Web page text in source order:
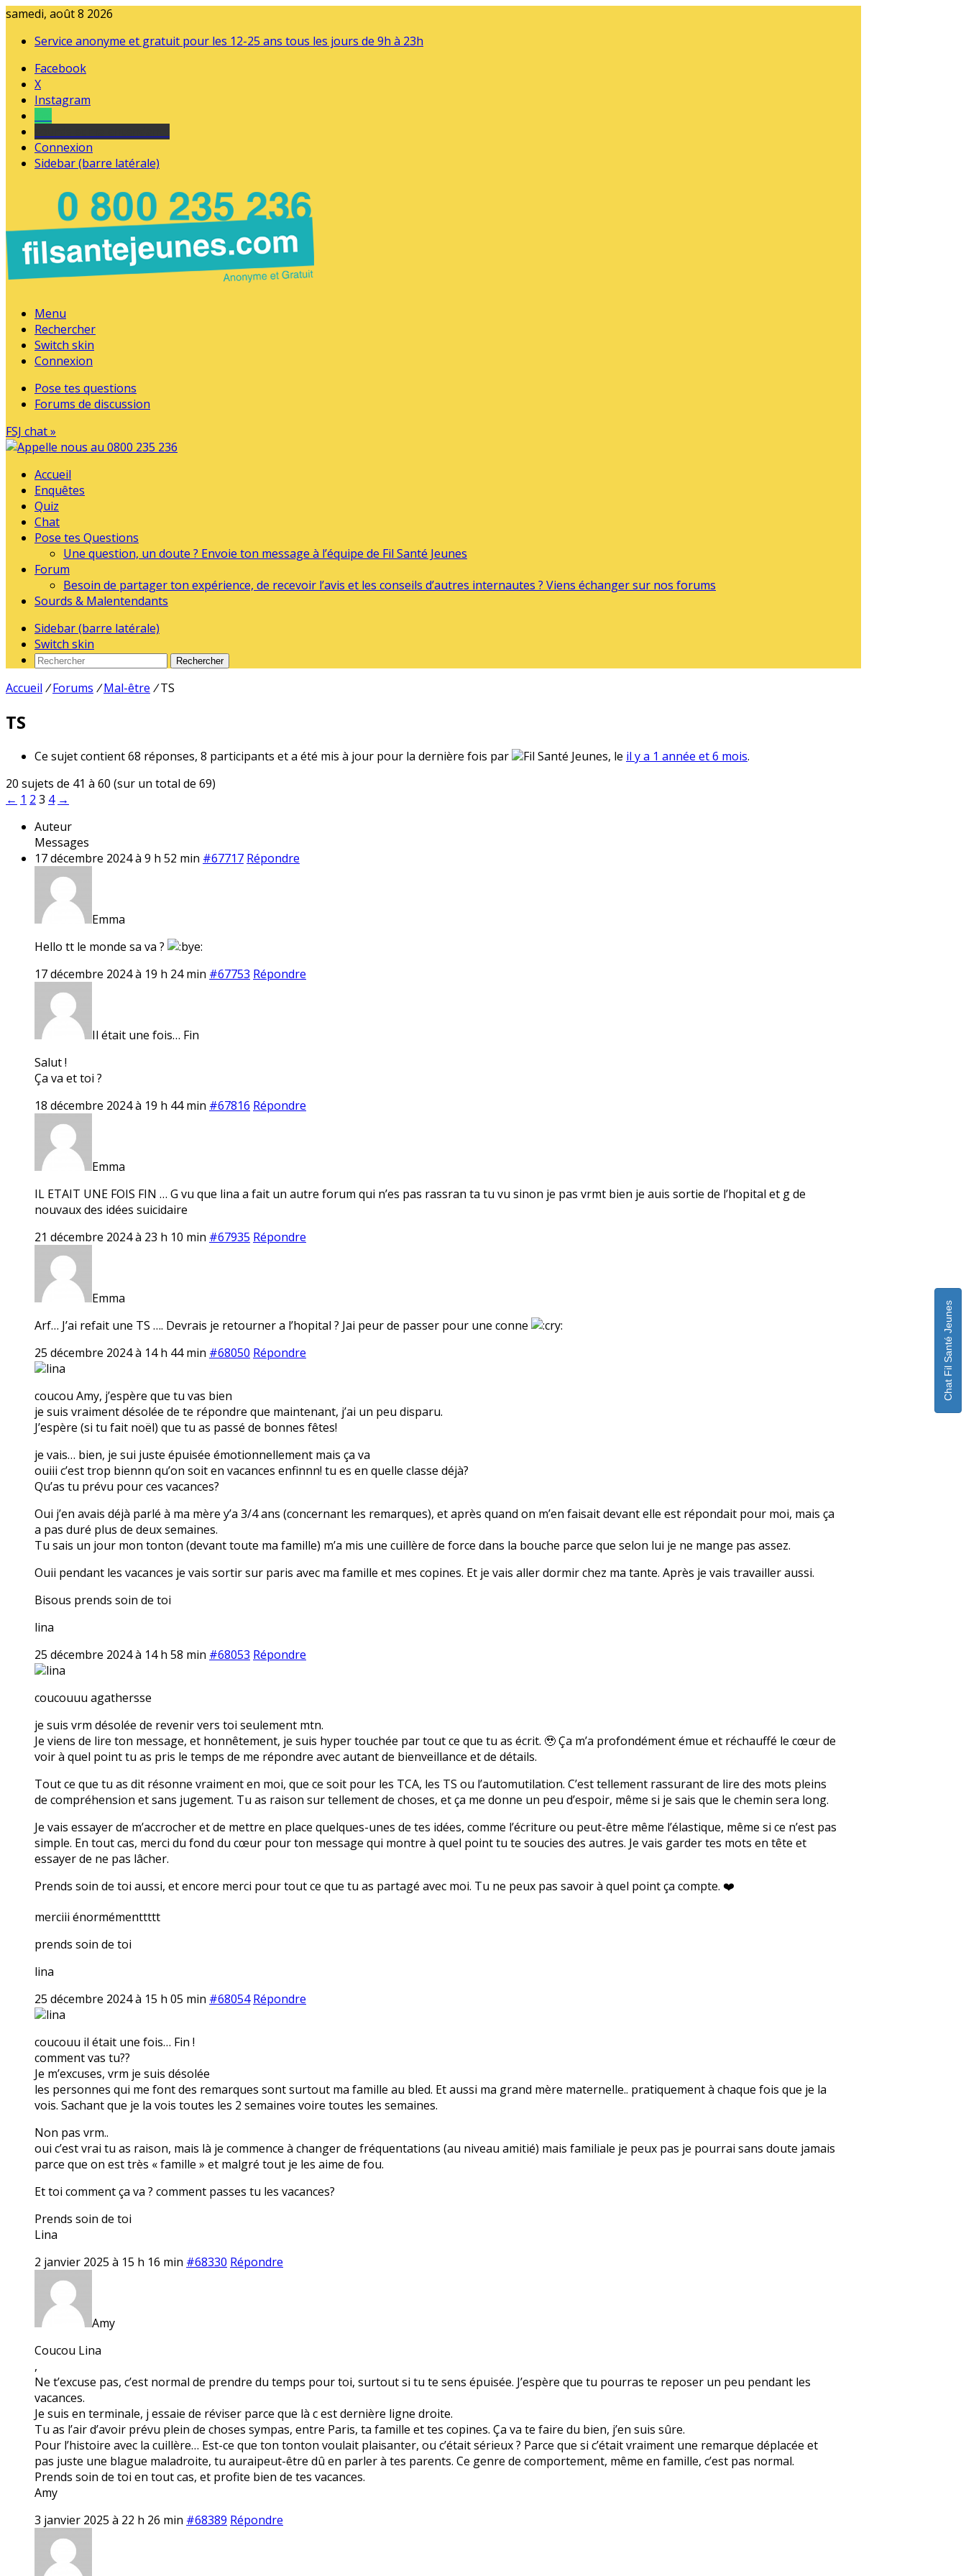
samedi, août 8 2026
Service anonyme et gratuit pour les 12-25 ans tous les jours de 9h à 23h
Facebook
X
Instagram
Connexion
Sidebar (barre latérale)
Menu
Rechercher
Switch skin
Connexion
Pose tes questions
Forums de discussion
FSJ chat »
Accueil
Enquêtes
Quiz
Chat
Pose tes Questions
Une question, un doute ? Envoie ton message à l’équipe de Fil Santé Jeunes
Forum
Besoin de partager ton expérience, de recevoir l’avis et les conseils d’autres internautes ? Viens échanger sur nos forums
Sourds & Malentendants
Sidebar (barre latérale)
Switch skin
Rechercher
Accueil / Forums / Mal-être / TS
TS
Ce sujet contient 68 réponses, 8 participants et a été mis à jour pour la dernière fois par Fil Santé Jeunes, le il y a 1 année et 6 mois.
20 sujets de 41 à 60 (sur un total de 69)
← 1 2 3 4 →
Auteur
Messages
17 décembre 2024 à 9 h 52 min #67717 Répondre
Emma
Hello tt le monde sa va ?
17 décembre 2024 à 19 h 24 min #67753 Répondre
Il était une fois… Fin
Salut !
Ça va et toi ?
18 décembre 2024 à 19 h 44 min #67816 Répondre
Emma
IL ETAIT UNE FOIS FIN … G vu que lina a fait un autre forum qui n’es pas rassran ta tu vu sinon je pas vrmt bien je auis sortie de l’hopital et g de
nouvaux des idées suicidaire
21 décembre 2024 à 23 h 10 min #67935 Répondre
Emma
Arf… J’ai refait une TS …. Devrais je retourner a l’hopital ? Jai peur de passer pour une conne
25 décembre 2024 à 14 h 44 min #68050 Répondre
lina
coucou Amy, j’espère que tu vas bien
je suis vraiment désolée de te répondre que maintenant, j’ai un peu disparu.
J’espère (si tu fait noël) que tu as passé de bonnes fêtes!
je vais… bien, je sui juste épuisée émotionnellement mais ça va
ouiii c’est trop biennn qu’on soit en vacances enfinnn! tu es en quelle classe déjà?
Qu’as tu prévu pour ces vacances?
Oui j’en avais déjà parlé à ma mère y’a 3/4 ans (concernant les remarques), et après quand on m’en faisait devant elle est répondait pour moi, mais ça
a pas duré plus de deux semaines.
Tu sais un jour mon tonton (devant toute ma famille) m’a mis une cuillère de force dans la bouche parce que selon lui je ne mange pas assez.
Ouii pendant les vacances je vais sortir sur paris avec ma famille et mes copines. Et je vais aller dormir chez ma tante. Après je vais travailler aussi.
Bisous prends soin de toi
lina
25 décembre 2024 à 14 h 58 min #68053 Répondre
lina
coucouuu agathersse
je suis vrm désolée de revenir vers toi seulement mtn.
Je viens de lire ton message, et honnêtement, je suis hyper touchée par tout ce que tu as écrit. 🥹 Ça m’a profondément émue et réchauffé le cœur de
voir à quel point tu as pris le temps de me répondre avec autant de bienveillance et de détails.
Tout ce que tu as dit résonne vraiment en moi, que ce soit pour les TCA, les TS ou l’automutilation. C’est tellement rassurant de lire des mots pleins
de compréhension et sans jugement. Tu as raison sur tellement de choses, et ça me donne un peu d’espoir, même si je sais que le chemin sera long.
Je vais essayer de m’accrocher et de mettre en place quelques-unes de tes idées, comme l’écriture ou peut-être même l’élastique, même si ce n’est pas
simple. En tout cas, merci du fond du cœur pour ton message qui montre à quel point tu te soucies des autres. Je vais garder tes mots en tête et
essayer de ne pas lâcher.
Prends soin de toi aussi, et encore merci pour tout ce que tu as partagé avec moi. Tu ne peux pas savoir à quel point ça compte. ❤️
merciii énormémenttttt
prends soin de toi
lina
25 décembre 2024 à 15 h 05 min #68054 Répondre
lina
coucouu il était une fois… Fin !
comment vas tu??
Je m’excuses, vrm je suis désolée
les personnes qui me font des remarques sont surtout ma famille au bled. Et aussi ma grand mère maternelle.. pratiquement à chaque fois que je la
vois. Sachant que je la vois toutes les 2 semaines voire toutes les semaines.
Non pas vrm..
oui c’est vrai tu as raison, mais là je commence à changer de fréquentations (au niveau amitié) mais familiale je peux pas je pourrai sans doute jamais
parce que on est très « famille » et malgré tout je les aime de fou.
Et toi comment ça va ? comment passes tu les vacances?
Prends soin de toi
Lina
2 janvier 2025 à 15 h 16 min #68330 Répondre
Amy
Coucou Lina
,
Ne t’excuse pas, c’est normal de prendre du temps pour toi, surtout si tu te sens épuisée. J’espère que tu pourras te reposer un peu pendant les
vacances.
Je suis en terminale, j essaie de réviser parce que là c est dernière ligne droite.
Tu as l’air d’avoir prévu plein de choses sympas, entre Paris, ta famille et tes copines. Ça va te faire du bien, j’en suis sûre.
Pour l’histoire avec la cuillère… Est-ce que ton tonton voulait plaisanter, ou c’était sérieux ? Parce que si c’était vraiment une remarque déplacée et
pas juste une blague maladroite, tu auraipeut-être dû en parler à tes parents. Ce genre de comportement, même en famille, c’est pas normal.
Prends soin de toi en tout cas, et profite bien de tes vacances.
Amy
3 janvier 2025 à 22 h 26 min #68389 Répondre
Chat Fil Santé Jeunes